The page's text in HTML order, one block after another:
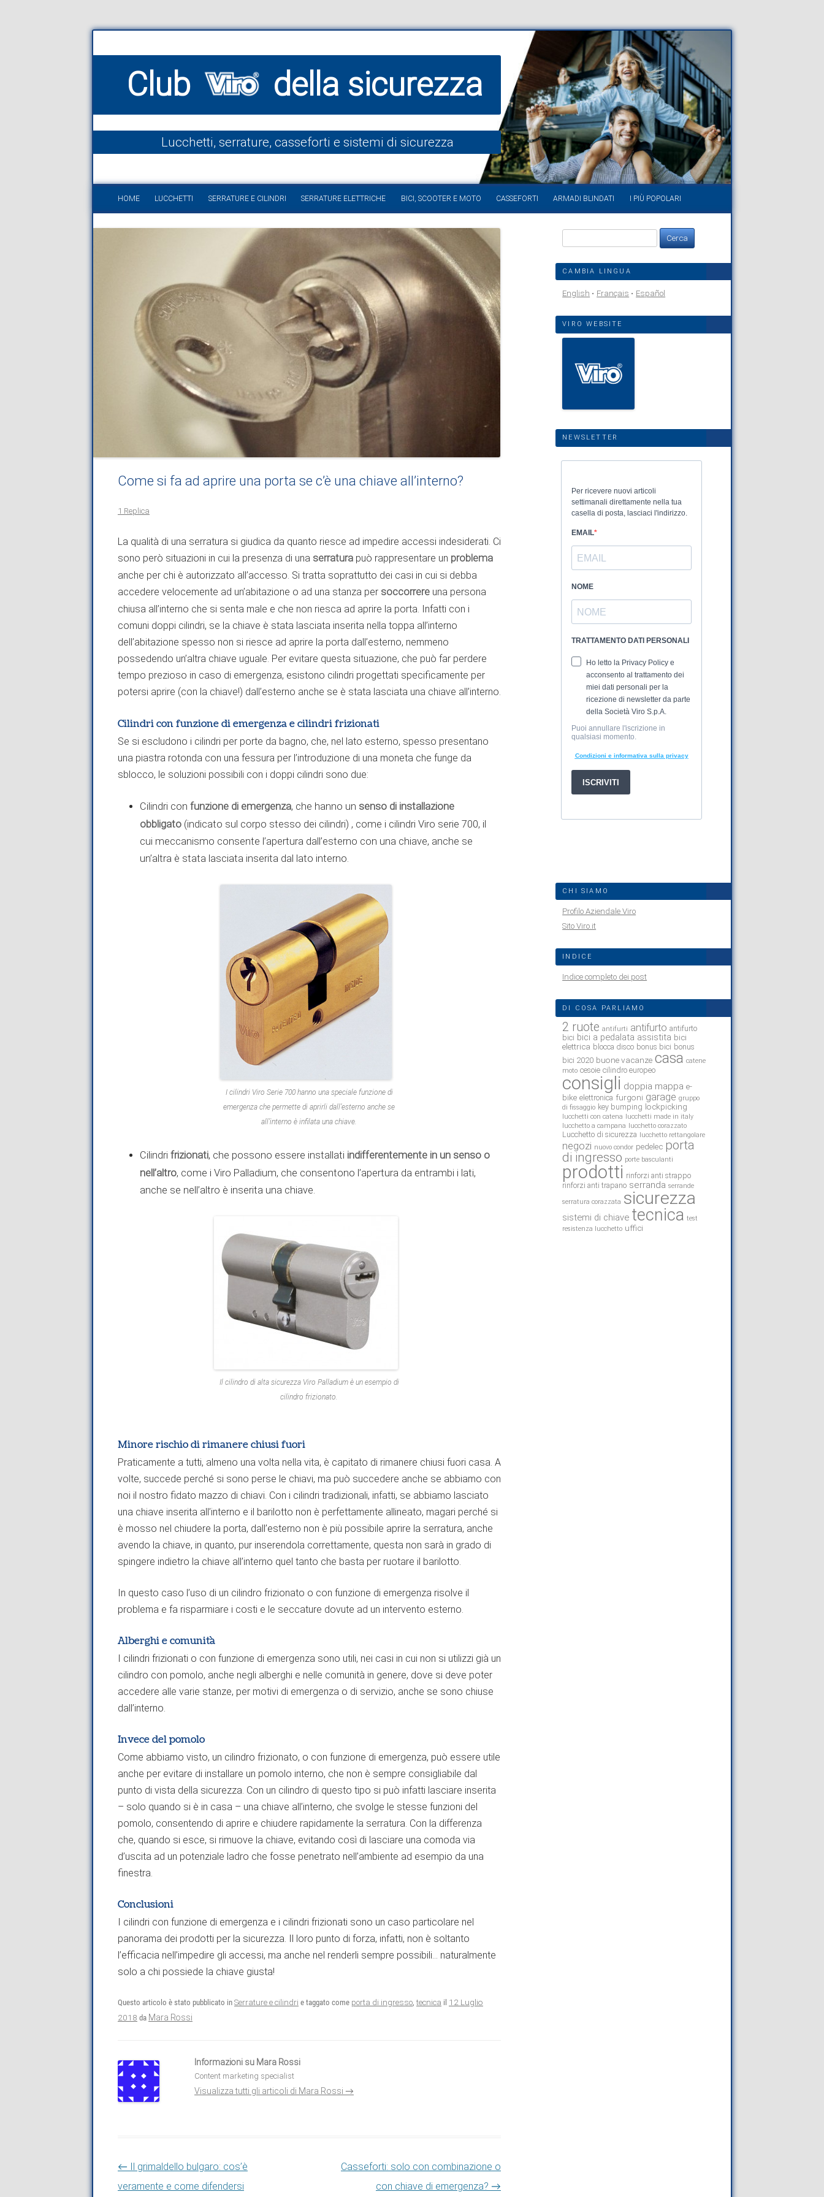
Club della sicurezza
Lucchetti, serrature, casseforti e sistemi di sicurezza
HOME LUCCHETTI SERRATURE E CILINDRI SERRATURE ELETTRICHE BICI, SCOOTER E MOTO CASSEFORTI ARMADI BLINDATI I PIÙ POPOLARI
Come si fa ad aprire una porta se c’è una chiave all’interno?
1 Replica
La qualità di una serratura si giudica da quanto riesce ad impedire accessi indesiderati. Ci
sono però situazioni in cui la presenza di una serratura può rappresentare un problema
anche per chi è autorizzato all’accesso. Si tratta soprattutto dei casi in cui si debba
accedere velocemente ad un’abitazione o ad una stanza per soccorrere una persona
chiusa all’interno che si senta male e che non riesca ad aprire la porta. Infatti con i
comuni doppi cilindri, se la chiave è stata lasciata inserita nella toppa all’interno
dell’abitazione spesso non si riesce ad aprire la porta dall’esterno, nemmeno
possedendo un’altra chiave uguale. Per evitare questa situazione, che può far perdere
tempo prezioso in caso di emergenza, esistono cilindri progettati specificamente per
potersi aprire (con la chiave!) dall’esterno anche se è stata lasciata una chiave all’interno.
Cilindri con funzione di emergenza e cilindri frizionati
Se si escludono i cilindri per porte da bagno, che, nel lato esterno, spesso presentano
una piastra rotonda con una fessura per l’introduzione di una moneta che funge da
sblocco, le soluzioni possibili con i doppi cilindri sono due:
Cilindri con funzione di emergenza, che hanno un senso di installazione
obbligato (indicato sul corpo stesso dei cilindri) , come i cilindri Viro serie 700, il
cui meccanismo consente l’apertura dall’esterno con una chiave, anche se
un’altra è stata lasciata inserita dal lato interno.
I cilindri Viro Serie 700 hanno una speciale funzione di
emergenza che permette di aprirli dall’esterno anche se
all’interno è infilata una chiave.
Cilindri frizionati, che possono essere installati indifferentemente in un senso o
nell’altro, come i Viro Palladium, che consentono l’apertura da entrambi i lati,
anche se nell’altro è inserita una chiave.
Il cilindro di alta sicurezza Viro Palladium è un esempio di
cilindro frizionato.
Minore rischio di rimanere chiusi fuori
Praticamente a tutti, almeno una volta nella vita, è capitato di rimanere chiusi fuori casa. A
volte, succede perché si sono perse le chiavi, ma può succedere anche se abbiamo con
noi il nostro fidato mazzo di chiavi. Con i cilindri tradizionali, infatti, se abbiamo lasciato
una chiave inserita all’interno e il barilotto non è perfettamente allineato, magari perché si
è mosso nel chiudere la porta, dall’esterno non è più possibile aprire la serratura, anche
avendo la chiave, in quanto, pur inserendola correttamente, questa non sarà in grado di
spingere indietro la chiave all’interno quel tanto che basta per ruotare il barilotto.
In questo caso l’uso di un cilindro frizionato o con funzione di emergenza risolve il
problema e fa risparmiare i costi e le seccature dovute ad un intervento esterno.
Alberghi e comunità
I cilindri frizionati o con funzione di emergenza sono utili, nei casi in cui non si utilizzi già un
cilindro con pomolo, anche negli alberghi e nelle comunità in genere, dove si deve poter
accedere alle varie stanze, per motivi di emergenza o di servizio, anche se sono chiuse
dall’interno.
Invece del pomolo
Come abbiamo visto, un cilindro frizionato, o con funzione di emergenza, può essere utile
anche per evitare di installare un pomolo interno, che non è sempre consigliabile dal
punto di vista della sicurezza. Con un cilindro di questo tipo si può infatti lasciare inserita
– solo quando si è in casa – una chiave all’interno, che svolge le stesse funzioni del
pomolo, consentendo di aprire e chiudere rapidamente la serratura. Con la differenza
che, quando si esce, si rimuove la chiave, evitando così di lasciare una comoda via
d’uscita ad un potenziale ladro che fosse penetrato nell’ambiente ad esempio da una
finestra.
Conclusioni
I cilindri con funzione di emergenza e i cilindri frizionati sono un caso particolare nel
panorama dei prodotti per la sicurezza. Il loro punto di forza, infatti, non è soltanto
l’efficacia nell’impedire gli accessi, ma anche nel renderli sempre possibili… naturalmente
solo a chi possiede la chiave giusta!
Questo articolo è stato pubblicato in Serrature e cilindri e taggato come porta di ingresso, tecnica il 12 Luglio
2018 da Mara Rossi
Informazioni su Mara Rossi
Content marketing specialist
Visualizza tutti gli articoli di Mara Rossi →
Navigazione articolo
← Il grimaldello bulgaro: cos’è
veramente e come difendersi
Casseforti: solo con combinazione o
con chiave di emergenza? →
per:
CAMBIA LINGUA
English Français Español
VIRO WEBSITE
NEWSLETTER
CHI SIAMO
Profilo Aziendale Viro
Sito Viro.it
INDICE
Indice completo dei post
DI COSA PARLIAMO
2 ruote antifurti antifurto antifurto
bici bici a pedalata assistita bici
elettrica blocca disco bonus bici bonus
bici 2020 buone vacanze casa catene
moto cesoie cilindro europeo
consigli doppia mappa e-
bike elettronica furgoni garage gruppo
di fissaggio key bumping lockpicking
lucchetti con catena lucchetti made in italy
lucchetto a campana lucchetto corazzato
Lucchetto di sicurezza lucchetto rettangolare
negozi nuovo condor pedelec porta
di ingresso porte basculanti
prodotti rinforzi anti strappo
rinforzi anti trapano serranda serrande
serratura corazzata sicurezza
sistemi di chiave tecnica test
resistenza lucchetto uffici